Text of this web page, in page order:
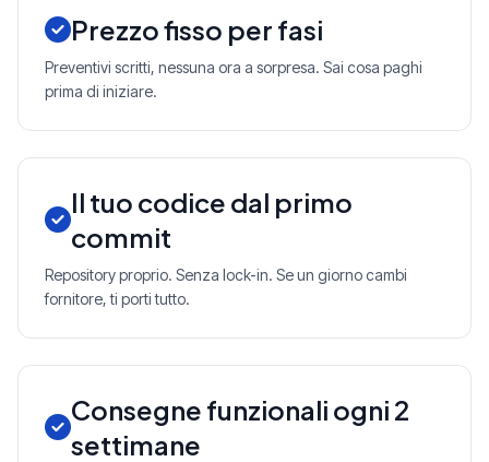
Prezzo fisso per fasi
Preventivi scritti, nessuna ora a sorpresa. Sai cosa paghi
prima di iniziare.
Il tuo codice dal primo
commit
Repository proprio. Senza lock-in. Se un giorno cambi
fornitore, ti porti tutto.
Consegne funzionali ogni 2
settimane